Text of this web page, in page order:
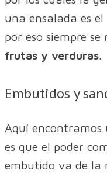
una ensalada es el
por eso siempre se
frutas y verduras.
Embutidos y
Aquí
es que el poder
embutido va de la